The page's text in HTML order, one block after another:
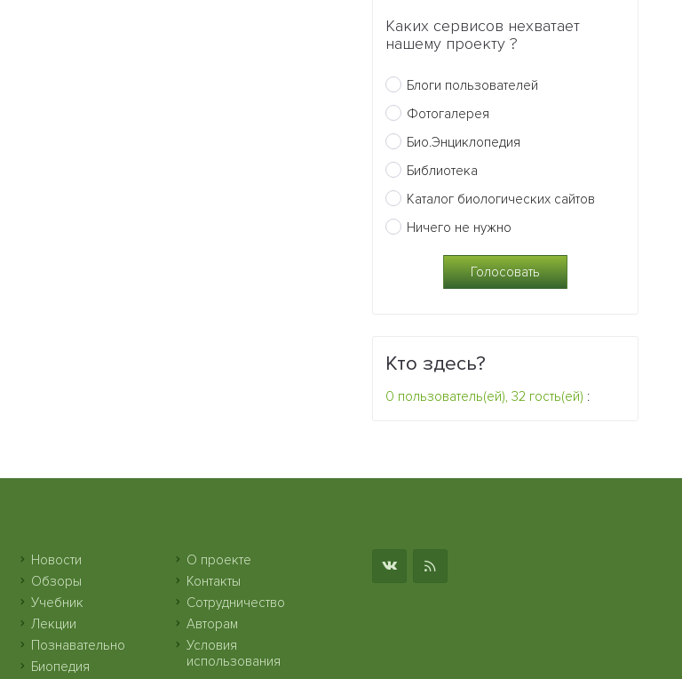
Каких сервисов нехватает
нашему проекту ?
Блоги пользователей
Фотогалерея
Био.Энциклопедия
Библиотека
Каталог биологических сайтов
Ничего не нужно
Кто здесь?
0 пользователь(ей), 32 гость(ей) :
Новости
Обзоры
Учебник
Лекции
Познавательно
Биопедия
О проекте
Контакты
Сотрудничество
Авторам
Условия
использования